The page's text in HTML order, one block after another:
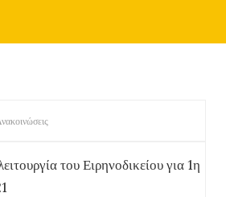
του Ειρηνοδικείου για 1η